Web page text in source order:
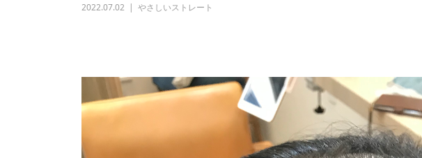
2022.07.02 やさしいストレート